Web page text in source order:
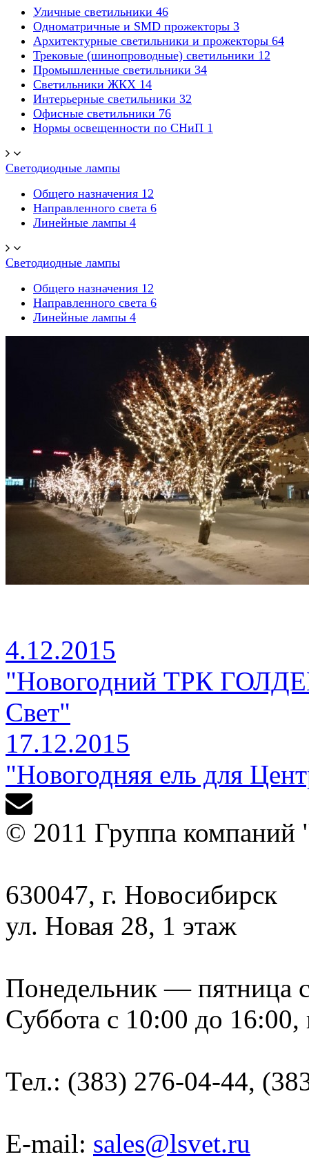
Уличные светильники 46
Одноматричные и SMD прожекторы 3
Архитектурные светильники и прожекторы 64
Трековые (шинопроводные) светильники 12
Промышленные светильники 34
Светильники ЖКХ 14
Интерьерные светильники 32
Офисные светильники 76
Нормы освещенности по СНиП 1
Светодиодные лампы
Общего назначения 12
Направленного света 6
Линейные лампы 4
Светодиодные лампы
Общего назначения 12
Направленного света 6
Линейные лампы 4
4.12.2015
"Новогодний ТРК
Свет"
17.12.2015
"Новогодняя ель для
© 2011 Группа
630047, г. Новосибирск
ул. Новая 28, 1 этаж
Понедельник — пятница
Суббота с 10:00 до
Тел.: (383) 276-04-44,
E-mail: sales@lsvet.ru